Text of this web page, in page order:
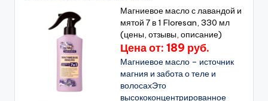
Магниевое масло с лавандой и
мятой 7 в 1 Floresan, 330 мл
(цены, отзывы, описание)
Цена от: 189 руб.
Магниевое масло – источник
магния и забота о теле и
волосахЭто
высококонцентрированное